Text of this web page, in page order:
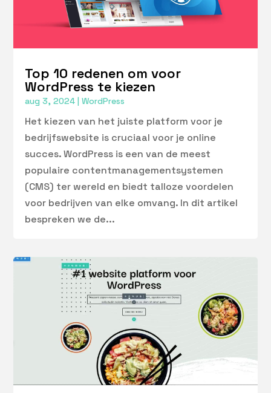
Top 10 redenen om voor
WordPress te kiezen
aug 3, 2024 |WordPress
Het kiezen van het juiste platform voor je
bedrijfswebsite is cruciaal voor je online
succes. WordPress is een van de meest
populaire contentmanagementsystemen
(CMS) ter wereld en biedt talloze voordelen
voor bedrijven van elke omvang. In dit artikel
bespreken we de...